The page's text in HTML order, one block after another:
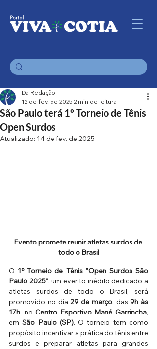
São Paulo terá 1º Torneio de Tênis
Open Surdos
Da Redação
12 de fev. de 2025 2 min de leitura
Atualizado: 14 de fev. de 2025
Evento promete reunir atletas surdos de
todo o Brasil
O 1º Torneio de Tênis "Open Surdos São
Paulo 2025", um evento inédito dedicado a
atletas surdos de todo o Brasil, será
promovido no dia 29 de março, das 9h às
17h, no Centro Esportivo Mané Garrincha,
em São Paulo (SP). O torneio tem como
propósito incentivar a prática do tênis entre
surdos e preparar atletas para grandes